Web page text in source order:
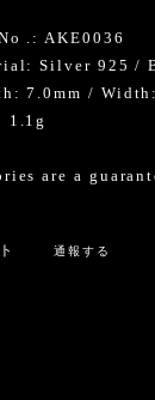
.: AKE0036
Silver 925 /
7.0mm /
1.1g
are a
通報する